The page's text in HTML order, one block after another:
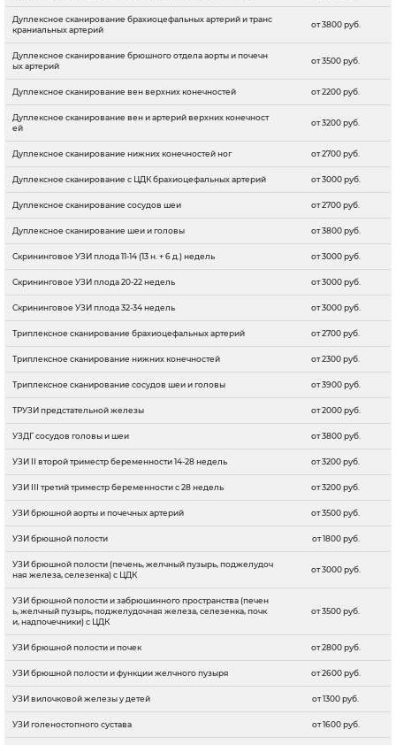
Дуплексное сканирование брахиоцефальных артерий и транс
краниальных артерий
от 3800 руб.
Дуплексное сканирование брюшного отдела аорты и почечн
ых артерий
от 3500 руб.
Дуплексное сканирование вен верхних конечностей от 2200 руб.
Дуплексное сканирование вен и артерий верхних конечност
ей
от 3200 руб.
Дуплексное сканирование нижних конечностей ног от 2700 руб.
Дуплексное сканирование с ЦДК брахиоцефальных артерий от 3000 руб.
Дуплексное сканирование сосудов шеи от 2700 руб.
Дуплексное сканирование шеи и головы от 3800 руб.
Скрининговое УЗИ плода 11-14 (13 н. + 6 д.) недель от 3000 руб.
Скрининговое УЗИ плода 20-22 недель от 3000 руб.
Скрининговое УЗИ плода 32-34 недель от 3000 руб.
Триплексное сканирование брахиоцефальных артерий от 2700 руб.
Триплексное сканирование нижних конечностей от 2300 руб.
Триплексное сканирование сосудов шеи и головы от 3900 руб.
ТРУЗИ предстательной железы от 2000 руб.
УЗДГ сосудов головы и шеи от 3800 руб.
УЗИ II второй триместр беременности 14-28 недель от 3200 руб.
УЗИ III третий триместр беременности с 28 недель от 3200 руб.
УЗИ брюшной аорты и почечных артерий от 3500 руб.
УЗИ брюшной полости от 1800 руб.
УЗИ брюшной полости (печень, желчный пузырь, поджелудоч
ная железа, селезенка) с ЦДК
от 3000 руб.
УЗИ брюшной полости и забрюшинного пространства (печен
ь, желчный пузырь, поджелудочная железа, селезенка, почк
и, надпочечники) с ЦДК
от 3500 руб.
УЗИ брюшной полости и почек от 2800 руб.
УЗИ брюшной полости и функции желчного пузыря от 2600 руб.
УЗИ вилочковой железы у детей от 1300 руб.
УЗИ голеностопного сустава от 1600 руб.